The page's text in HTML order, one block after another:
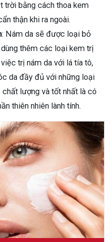
trời bằng cách thoa kem
thận khi ra ngoài.
: Nám da sẽ được loại bỏ
thêm các loại kem trị
trị nám da với lá tía tô,
da đầy đủ với những loại
lượng và tốt nhất là có
thiên nhiên lành tính.